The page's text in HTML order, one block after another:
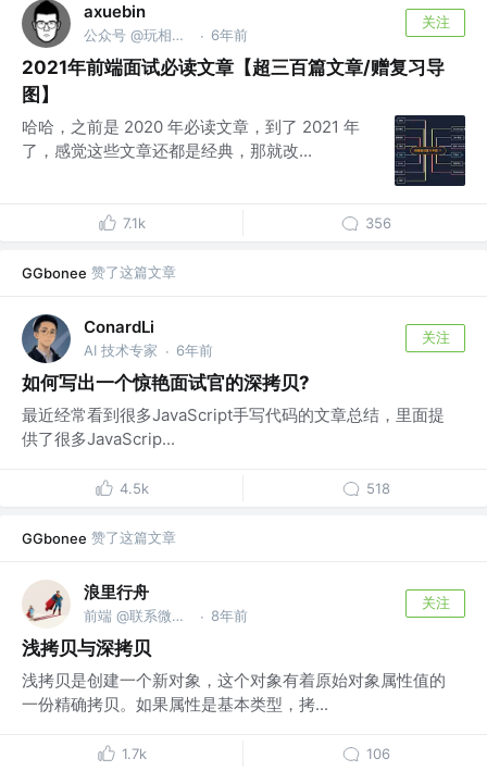
axuebin
公众号 @玩相机的程序员 · 6年前
关注
2021年前端面试必读文章【超三百篇文章/赠复习导
图】
哈哈，之前是 2020 年必读文章，到了 2021 年
了，感觉这些文章还都是经典，那就改...
7.1k 356
GGbonee 赞了这篇文章
ConardLi
AI 技术专家 · 6年前
关注
如何写出一个惊艳面试官的深拷贝?
最近经常看到很多JavaScript手写代码的文章总结，里面提
供了很多JavaScrip...
4.5k 518
GGbonee 赞了这篇文章
浪里行舟
前端 @联系微信frontJS · 8年前
关注
浅拷贝与深拷贝
浅拷贝是创建一个新对象，这个对象有着原始对象属性值的
一份精确拷贝。如果属性是基本类型，拷...
1.7k 106